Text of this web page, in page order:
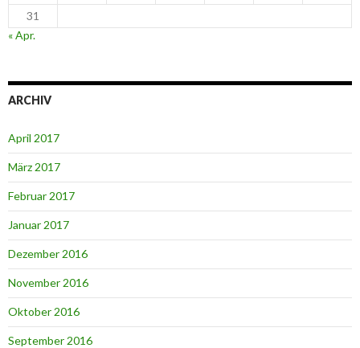
31
« Apr.
ARCHIV
April 2017
März 2017
Februar 2017
Januar 2017
Dezember 2016
November 2016
Oktober 2016
September 2016